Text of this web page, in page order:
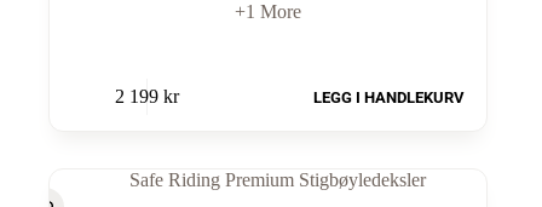
+1 More
2 199 kr LEGG I HANDLEKURV